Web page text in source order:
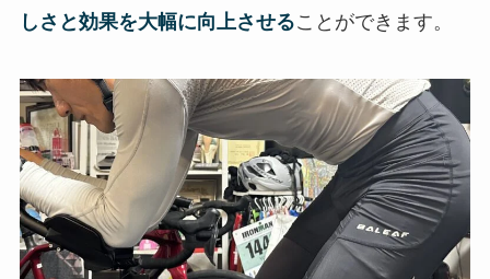
しさと効果を大幅に向上させることができます。